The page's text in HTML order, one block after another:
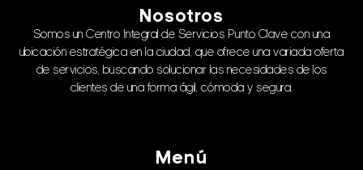
Nosotros
Somos un Centro Integral de Servicios Punto Clave con una
ubicación estratégica en la ciudad, que ofrece una variada oferta
de servicios, buscando solucionar las necesidades de los
clientes de una forma ágil, cómoda y segura.
Menú